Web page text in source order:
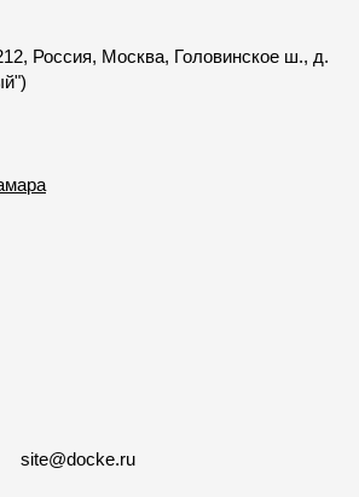
Россия, Москва, Головинское ш., д.
site@docke.ru